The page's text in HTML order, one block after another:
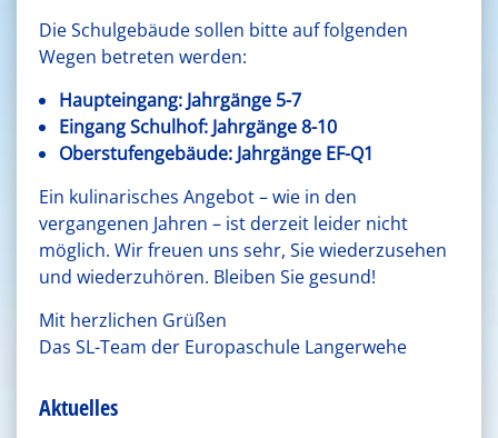
Die Schulgebäude sollen bitte auf folgenden
Wegen betreten werden:
Haupteingang: Jahrgänge 5-7
Eingang Schulhof: Jahrgänge 8-10
Oberstufengebäude: Jahrgänge EF-Q1
Ein kulinarisches Angebot – wie in den
vergangenen Jahren – ist derzeit leider nicht
möglich. Wir freuen uns sehr, Sie wiederzusehen
und wiederzuhören. Bleiben Sie gesund!
Mit herzlichen Grüßen
Das SL-Team der Europaschule Langerwehe
Aktuelles